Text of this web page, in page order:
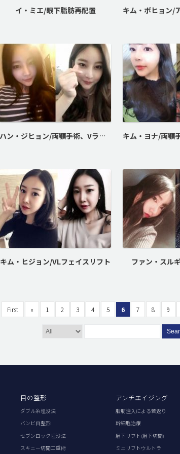
イ・ミエ/眼下脂肪再配置
ハン・ジヒョン/両顎手術、Vライン形成、頬骨最大縮小術、セブンロック埋没法、ばれない鼻整形
キム・ヒジョン/VLフェイスリフト ファン・スル
First « 1 2 3 4 5 6 7 8 9
目の整形
ダブル糸埋没法
バンビ目整形
セブンロック埋没法
スキニー切開二重術
アンチエイジング
脂肪注入による若返り
幹細胞治療
眉下リフト(眉下切開)
ミニリフトウルトラ